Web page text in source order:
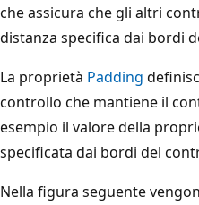
che assicura che gli altri
distanza specifica dai bordi
La proprietà Padding
controllo che mantiene il
esempio il valore della
specificata dai bordi del
Nella figura seguente